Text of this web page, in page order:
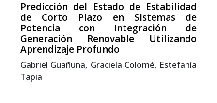
Predicción del Estado de Estabilidad
de Corto Plazo en Sistemas de
Potencia con Integración de
Generación Renovable Utilizando
Aprendizaje Profundo
Gabriel Guañuna, Graciela Colomé, Estefanía
Tapia